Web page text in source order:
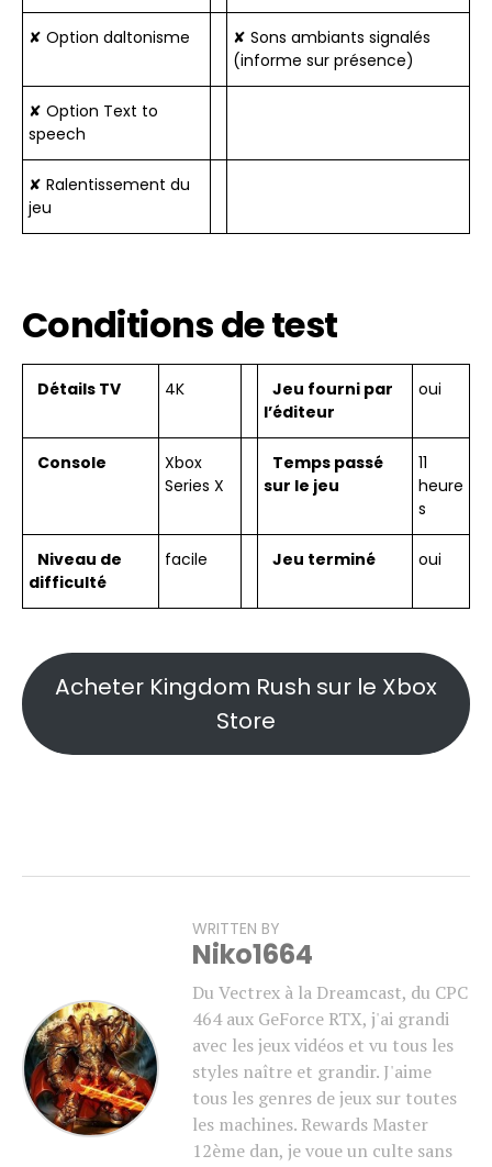
✘ Option daltonisme
✘ Sons ambiants signalés
(informe sur présence)
✘ Option Text to
speech
✘ Ralentissement du
jeu
Conditions de test
Détails TV 4K
Jeu fourni par
l’éditeur
oui
Console
Xbox
Series X
Temps passé
sur le jeu
11
heure
s
Niveau de
difficulté
facile Jeu terminé oui
Acheter Kingdom Rush sur le Xbox
Store
WRITTEN BY
Niko1664
Du Vectrex à la Dreamcast, du CPC
464 aux GeForce RTX, j'ai grandi
avec les jeux vidéos et vu tous les
styles naître et grandir. J'aime
tous les genres de jeux sur toutes
les machines. Rewards Master
12ème dan, je voue un culte sans